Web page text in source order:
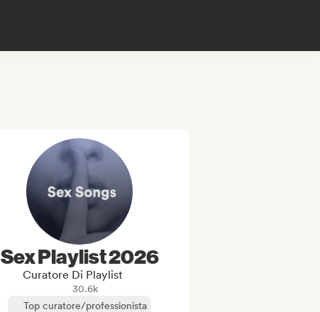
Sex Playlist 2026
Curatore Di Playlist
30.6k
Top curatore/professionista